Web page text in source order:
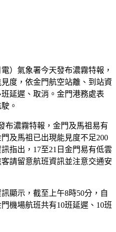
）氣象署今天發布濃霧特報，
度，依金門航空站離、到站資
延遲、取消。金門港務處表
。
布濃霧特報，金門及馬祖易有
及馬祖已出現能見度不足200
指出，17至21日金門易有低雲
請留意航班資訊並注意交通安
顯示，截至上午8時50分，自
機場航班共有10班延遲、10班